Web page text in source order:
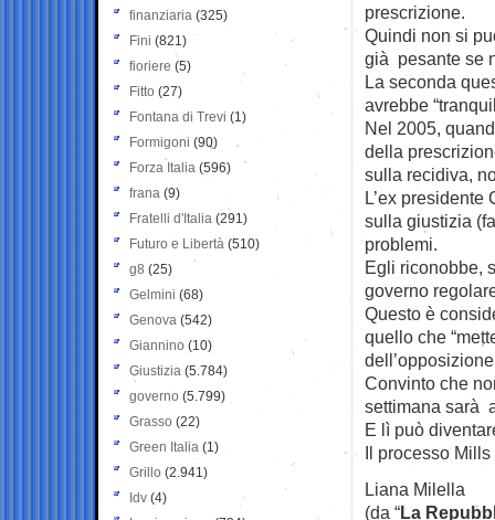
prescrizione.
Quindi non si
già pesante se
La seconda
avrebbe
Nel 2005,
della
sulla recidiva,
L’ex
sulla giustizia
problemi.
Egli riconobbe,
governo
Questo è
quello che
Convinto che
settimana sarà
E lì può
Il processo
Liana Milella
(da “La
finanziaria (325)
Fini (821)
fioriere (5)
Fitto (27)
Fontana di Trevi (1)
Formigoni (90)
Forza Italia (596)
frana (9)
Fratelli d'Italia (291)
Futuro e Libertà (510)
g8 (25)
Gelmini (68)
Genova (542)
Giannino (10)
Giustizia (5.784)
governo (5.799)
Grasso (22)
Green Italia (1)
Grillo (2.941)
Idv (4)